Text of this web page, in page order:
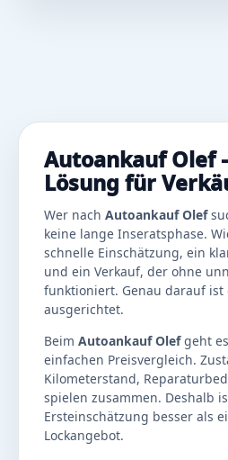
Autoankauf Olef
Lösung für
Wer nach Autoankauf Olef
keine lange Inseratsphase.
schnelle Einschätzung, ein
und ein Verkauf, der ohne
funktioniert. Genau darauf ist
ausgerichtet.
Beim Autoankauf Olefgeht
einfachen Preisvergleich.
Kilometerstand,
spielen zusammen. Deshalb
Ersteinschätzung besser als
Lockangebot.